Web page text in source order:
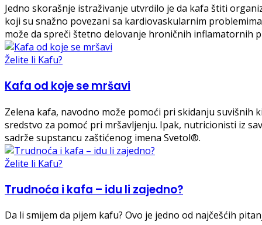
Jedno skorašnje istraživanje utvrdilo je da kafa štiti
koji su snažno povezani sa kardiovaskularnim
može da spreči štetno delovanje hroničnih inflamatornih
Želite li Kafu?
Kafa od koje se mršavi
Zelena kafa, navodno može pomoći pri skidanju suvišnih
sredstvo za pomoć pri mršavljenju. Ipak, nutricionisti iz
sadrže supstancu zaštićenog imena Svetol®.
Želite li Kafu?
Trudnoća i kafa – idu li zajedno?
Da li smijem da pijem kafu? Ovo je jedno od najčešćih